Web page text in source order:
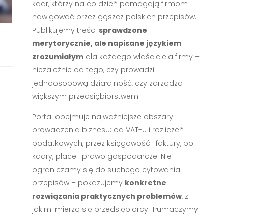
kadr, którzy na co dzień pomagają firmom
nawigować przez gąszcz polskich przepisów.
Publikujemy treści sprawdzone
merytorycznie, ale napisane językiem
zrozumiałymdla każdego właściciela firmy –
niezależnie od tego, czy prowadzi
jednoosobową działalność, czy zarządza
większym przedsiębiorstwem.
Portal obejmuje najważniejsze obszary
prowadzenia biznesu: od VAT-u i rozliczeń
podatkowych, przez księgowość i faktury, po
kadry, płace i prawo gospodarcze. Nie
ograniczamy się do suchego cytowania
przepisów – pokazujemy konkretne
rozwiązania praktycznych problemów, z
jakimi mierzą się przedsiębiorcy. Tłumaczymy